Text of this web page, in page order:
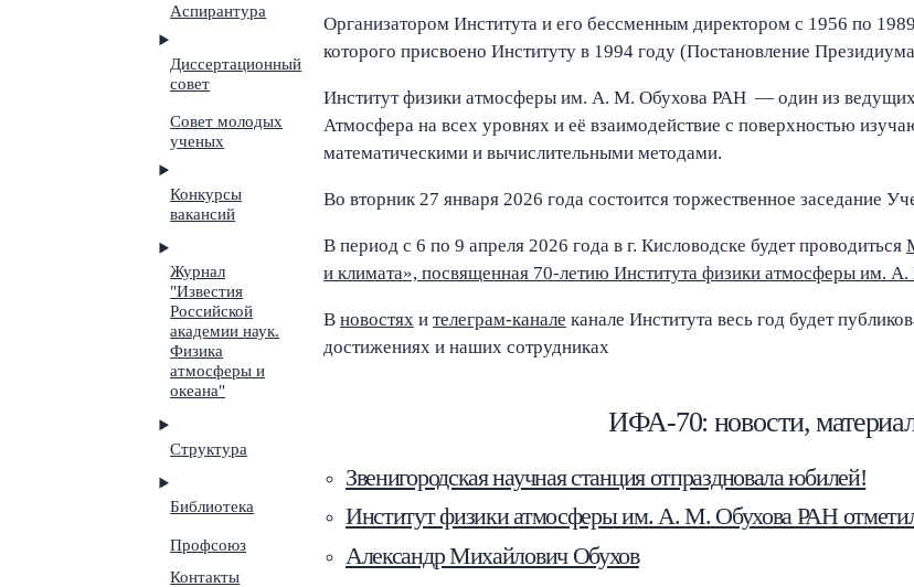
Аспирантура
Диссертационный
совет
Совет молодых
ученых
Конкурсы
вакансий
Журнал
"Известия
Российской
академии наук.
Физика
атмосферы и
океана"
Структура
Библиотека
Профсоюз
Контакты
Организатором Института и его бессменным директором с 1956 по
которого присвоено Институту в 1994 году (Постановление
Институт физики атмосферы им. А. М. Обухова РАН — один из ведущих
Атмосфера на всех уровнях и её взаимодействие с поверхностью
математическими и вычислительными методами.
Во вторник 27 января 2026 года состоится торжественное заседание
В период с 6 по 9 апреля 2026 года в г. Кисловодске будет проводиться
и климата», посвященная 70-летию Института физики атмосферы им.
В новостях и телеграм-канале канале Института весь год будет
достижениях и наших сотрудниках
ИФА-70: новости,
Звенигородская научная станция отпраздновала юбилей!
Институт физики атмосферы им. А. М. Обухова РАН
Александр Михайлович Обухов